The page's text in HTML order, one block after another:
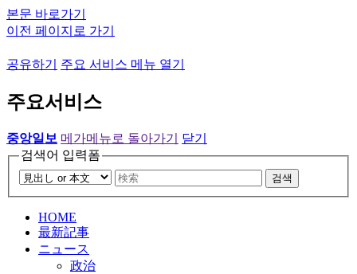
본문 바로가기
이전 페이지로 가기
공유하기 주요 서비스 메뉴 열기
주요서비스
중앙일보 메가메뉴로 돌아가기
닫기
검색어 입력폼
검색
HOME
最新記事
ニュース
政治